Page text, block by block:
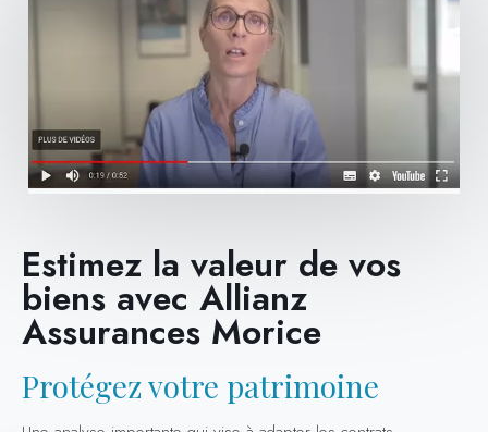
Estimez la valeur de vos
biens avec Allianz
Assurances Morice
Protégez votre patrimoine